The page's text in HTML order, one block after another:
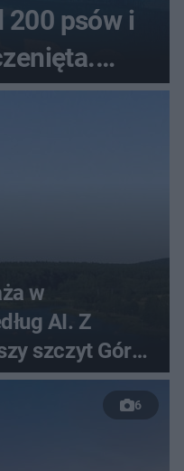
200 psów i
35-latka
w
AI. Z
szczyt Gór
6